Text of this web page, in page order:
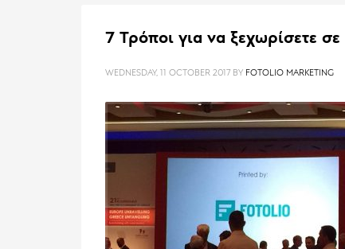
7 Τρόποι για να ξεχωρίσετε
WEDNESDAY, 11 OCTOBER 2017 BY FOTOLIO MARKETING